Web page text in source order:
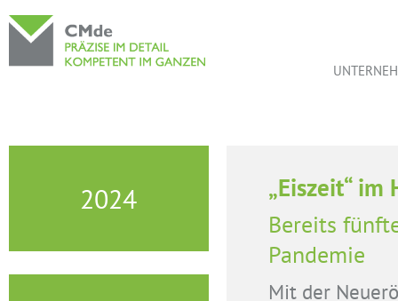
2024
„Eiszeit“ im
Bereits
Pandemie
Mit der